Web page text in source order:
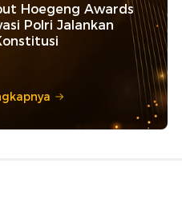
Hoegeng Awards
Polri Jalankan